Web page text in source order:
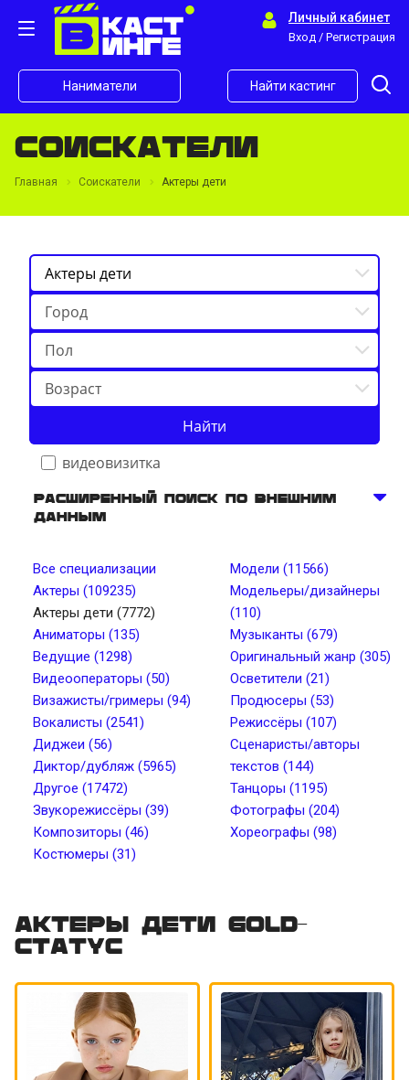
Личный кабинет
Вход / Регистрация
Наниматели Найти кастинг
Соискатели
Главная Соискатели Актеры дети
Найти
видеовизитка
Расширенный поиск по внешним
данным
Рост, см от Рост, см до
Вес, кг до
Тембр голоса Длина волос
Цвет волос
Все специализации
Актеры (109235)
Актеры дети (7772)
Аниматоры (135)
Ведущие (1298)
Видеооператоры (50)
Визажисты/гримеры (94)
Вокалисты (2541)
Диджеи (56)
Диктор/дубляж (5965)
Другое (17472)
Звукорежиссёры (39)
Композиторы (46)
Костюмеры (31)
Модели (11566)
Модельеры/дизайнеры
(110)
Музыканты (679)
Оригинальный жанр (305)
Осветители (21)
Продюсеры (53)
Режиссёры (107)
Сценаристы/авторы
текстов (144)
Танцоры (1195)
Фотографы (204)
Хореографы (98)
Актеры дети Gold-
статус